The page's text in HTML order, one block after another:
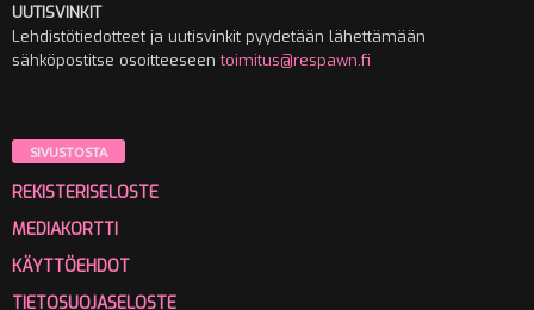
UUTISVINKIT
Lehdistötiedotteet ja uutisvinkit pyydetään lähettämään
sähköpostitse osoitteeseentoimitus@respawn.fi
SIVUSTOSTA
REKISTERISELOSTE
MEDIAKORTTI
KÄYTTÖEHDOT
TIETOSUOJASELOSTE